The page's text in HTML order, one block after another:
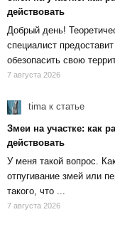
действовать
Добрый день!
специалист
обезопасить свою
7 августа 2026
timaк статье
Змеи на участке: как
действовать
У меня такой вопрос.
отпугивание змей или
такого, что ...
7 августа 2026